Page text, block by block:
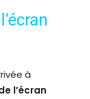
à
l’écran